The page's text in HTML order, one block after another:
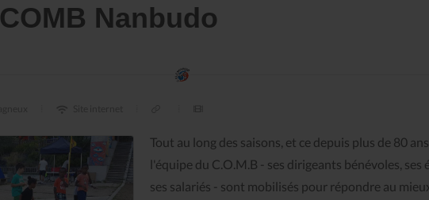
COMB Nanbudo
Tout au long des saisons, et ce depuis plus de 80
l'équipe du C.O.M.B - ses dirigeants bénévoles, ses
ses salariés - sont mobilisés pour répondre au